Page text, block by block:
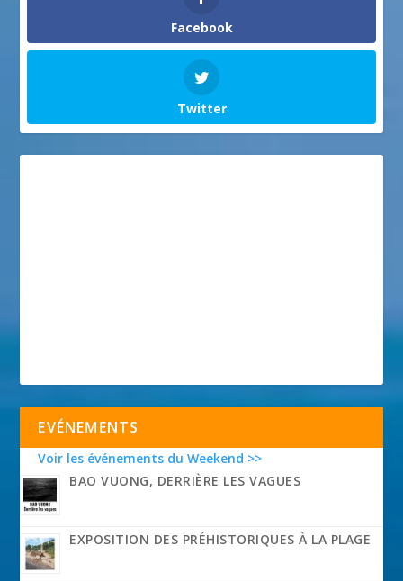
Facebook
Twitter
EVÉNEMENTS
Voir les événements du Weekend >>
BAO VUONG, DERRIÈRE LES VAGUES
EXPOSITION DES PRÉHISTORIQUES À LA PLAGE